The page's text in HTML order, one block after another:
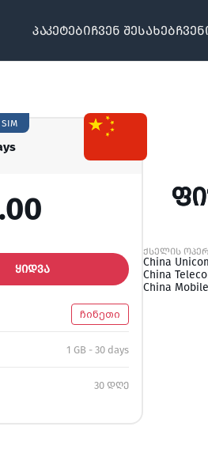
პაკეტებიჩვენ შესახებ
ᲧᲘᲓᲕᲐ
ჩინეთი
1 GB - 30 days
30 დღე
ქსელის
China
China
China Mobile